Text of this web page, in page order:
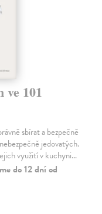
101
sbírat a bezpečně
jedovatých.
využití v kuchyni…
do 12 dní od